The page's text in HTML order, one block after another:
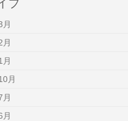
ブ
月
月
月
月
月
月